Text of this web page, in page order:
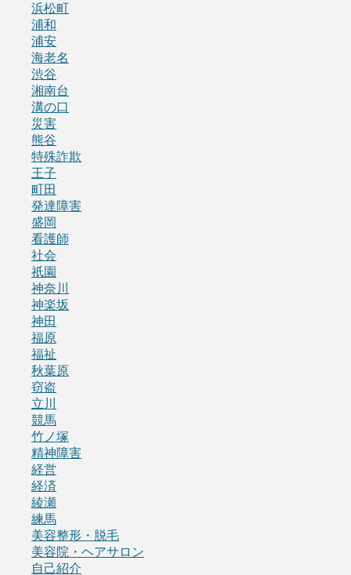
浜松町
浦和
浦安
海老名
渋谷
湘南台
溝の口
災害
熊谷
特殊詐欺
王子
町田
発達障害
盛岡
看護師
社会
祇園
神奈川
神楽坂
神田
福原
福祉
秋葉原
窃盗
立川
競馬
竹ノ塚
精神障害
経営
経済
綾瀬
練馬
美容整形・脱毛
美容院・ヘアサロン
自己紹介